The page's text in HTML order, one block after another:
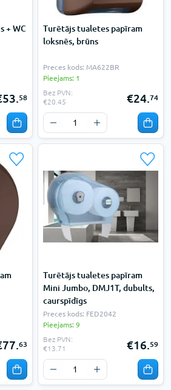
+ WC
58
Turētājs tualetes papīram
loksnēs, brūns
Preces kods: MA622BR
Pieejams: 1
Bez PVN:
€20.45
€24.74
63
Turētājs tualetes papīram
Mini Jumbo, DMJ1T, dubults,
caurspīdīgs
Preces kods: FED2042
Pieejams: 9
Bez PVN:
€13.71
€16.59